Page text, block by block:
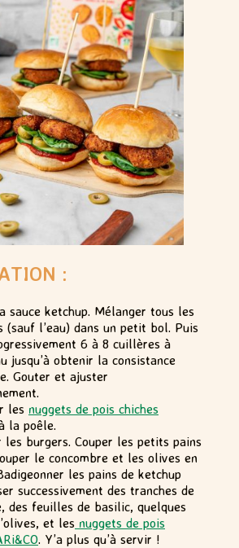
:
sauce ketchup. Mélanger tous les
(sauf l’eau) dans un petit bol. Puis
6 à 8 cuillères à
jusqu’à obtenir la consistance
Gouter et ajuster
les nuggets de pois chiches
la poêle.
les burgers. Couper les petits pains
le concombre et les olives en
les pains de ketchup
successivement des tranches de
des feuilles de basilic, quelques
et les nuggets de pois
. Y’a plus qu’à servir !